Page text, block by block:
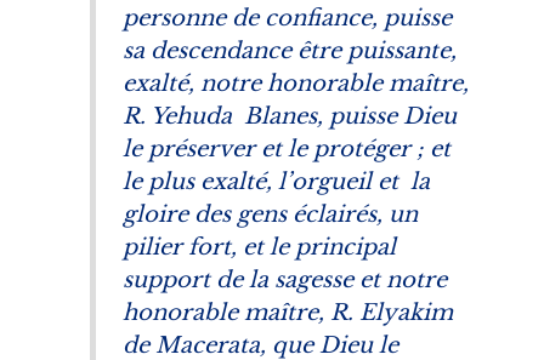
personne de confiance, puisse
sa descendance être puissante,
exalté, notre honorable maître,
R. Yehuda Blanes, puisse Dieu
le préserver et le protéger ; et
le plus exalté, l’orgueil et la
gloire des gens éclairés, un
pilier fort, et le principal
support de la sagesse et notre
honorable maître, R. Elyakim
de Macerata, que Dieu le